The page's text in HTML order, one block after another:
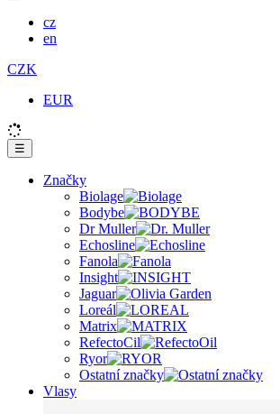
cz
en
CZK
EUR
☰
Značky
Biolage
Bodybe
Dr Muller
Echosline
Fanola
Insight
Jaguar
Loreál
Matrix
RefectoCil
Ryor
Ostatní značky
Vlasy